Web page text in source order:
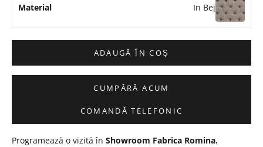
Material In Bej
ADAUGĂ ÎN COȘ
CUMPĂRĂ ACUM
COMANDĂ TELEFONIC
Programează o vizită în Showroom Fabrica Romina.